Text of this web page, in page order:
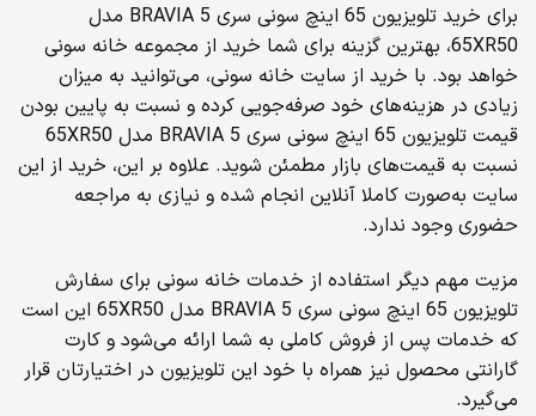
برای خرید تلویزیون 65 اینچ سونی سری BRAVIA 5 مدل
65XR50، بهترین گزینه برای شما خرید از مجموعه خانه سونی
خواهد بود. با خرید از سایت خانه سونی، می‌توانید به میزان
زیادی در هزینه‌های خود صرفه‌جویی کرده و نسبت به پایین بودن
قیمت تلویزیون 65 اینچ سونی سری BRAVIA 5 مدل 65XR50
نسبت به قیمت‌های بازار مطمئن شوید. علاوه بر این، خرید از این
سایت به‌صورت کاملا آنلاین انجام شده و نیازی به مراجعه
حضوری وجود ندارد.
مزیت مهم دیگر استفاده از خدمات خانه سونی برای سفارش
تلویزیون 65 اینچ سونی سری BRAVIA 5 مدل 65XR50 این است
که خدمات پس از فروش کاملی به شما ارائه می‌شود و کارت
گارانتی محصول نیز همراه با خود این تلویزیون در اختیارتان قرار
می‌گیرد.